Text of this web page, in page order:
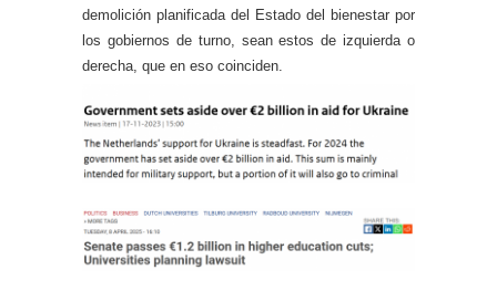
demolición planificada del Estado del bienestar por
los gobiernos de turno, sean estos de izquierda o
derecha, que en eso coinciden.